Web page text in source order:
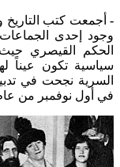
أجمعت كتب التاريخ
وجود إحدى
الحكم القيصري حيث
سياسية تكون عيناً
السرية نجحت في
في أول نوفمبر من عام